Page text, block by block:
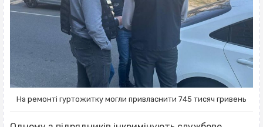
На ремонті гуртожитку могли привласнити 745 тисяч гривень